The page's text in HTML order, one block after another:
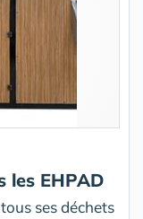
les EHPAD
ses déchets